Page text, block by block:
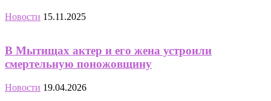
Новости 15.11.2025
В Мытищах актер и его жена устроили
смертельную поножовщину
Новости 19.04.2026